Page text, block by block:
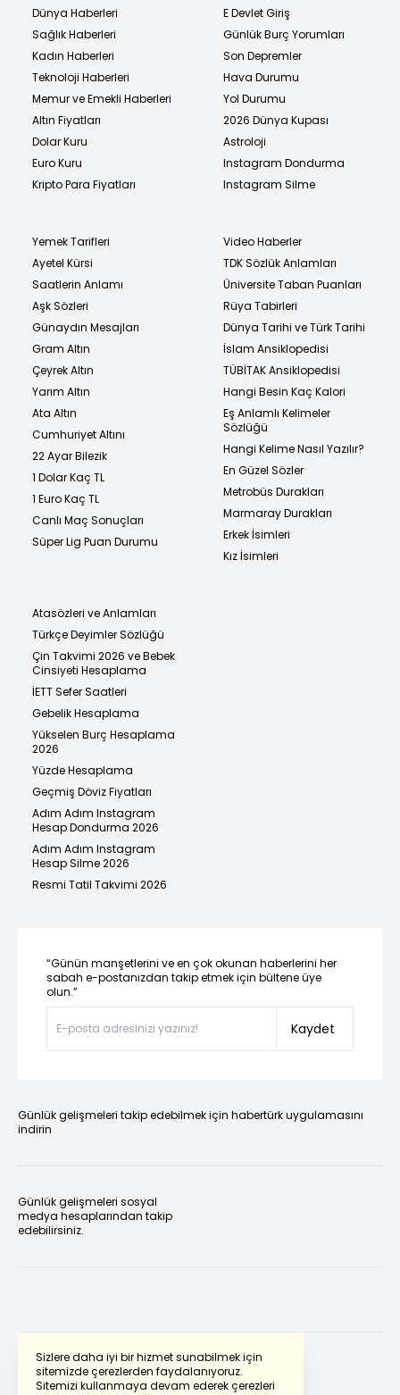
Sizlere daha iyi bir hizmet sunabilmek için
sitemizde çerezlerden faydalanıyoruz.
Sitemizi kullanmaya devam ederek çerezleri
Dünya Haberleri
Sağlık Haberleri
Kadın Haberleri
Teknoloji Haberleri
Memur ve Emekli Haberleri
Altın Fiyatları
Dolar Kuru
Euro Kuru
Kripto Para Fiyatları
E Devlet Giriş
Günlük Burç Yorumları
Son Depremler
Hava Durumu
Yol Durumu
2026 Dünya Kupası
Astroloji
Instagram Dondurma
Instagram Silme
Yemek Tarifleri
Ayetel Kürsi
Saatlerin Anlamı
Aşk Sözleri
Günaydın Mesajları
Gram Altın
Çeyrek Altın
Yarım Altın
Ata Altın
Cumhuriyet Altını
22 Ayar Bilezik
1 Dolar Kaç TL
1 Euro Kaç TL
Canlı Maç Sonuçları
Süper Lig Puan Durumu
Video Haberler
TDK Sözlük Anlamları
Üniversite Taban Puanları
Rüya Tabirleri
Dünya Tarihi ve Türk Tarihi
İslam Ansiklopedisi
TÜBİTAK Ansiklopedisi
Hangi Besin Kaç Kalori
Eş Anlamlı Kelimeler
Sözlüğü
Hangi Kelime Nasıl Yazılır?
En Güzel Sözler
Metrobüs Durakları
Marmaray Durakları
Erkek İsimleri
Kız İsimleri
Atasözleri ve Anlamları
Türkçe Deyimler Sözlüğü
Çin Takvimi 2026 ve Bebek
Cinsiyeti Hesaplama
İETT Sefer Saatleri
Gebelik Hesaplama
Yükselen Burç Hesaplama
2026
Yüzde Hesaplama
Geçmiş Döviz Fiyatları
Adım Adım Instagram
Hesap Dondurma 2026
Adım Adım Instagram
Hesap Silme 2026
Resmi Tatil Takvimi 2026
“Günün manşetlerini ve en çok okunan haberlerini her
sabah e-postanızdan takip etmek için bültene üye
olun.”
Kaydet
Günlük gelişmeleri takip edebilmek için habertürk uygulamasını
indirin
Günlük gelişmeleri sosyal
medya hesaplarından takip
edebilirsiniz.